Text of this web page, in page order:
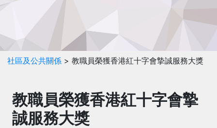
社區及公共關係 > 教職員榮獲香港紅十字會摯誠服務大獎
教職員榮獲香港紅十字會摯
誠服務大獎